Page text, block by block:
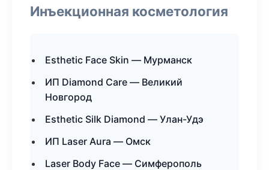
Инъекционная косметология
Esthetic Face Skin — Мурманск
ИП Diamond Care — Великий
Новгород
Esthetic Silk Diamond — Улан-Удэ
ИП Laser Aura — Омск
Laser Body Face — Симферополь